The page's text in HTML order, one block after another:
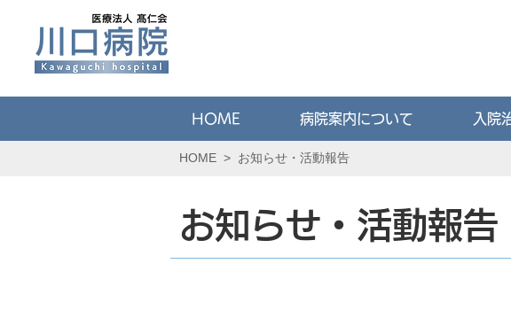
HOME 病院案内について 入院
HOME > お知らせ・活動報告
お知らせ・活動報告